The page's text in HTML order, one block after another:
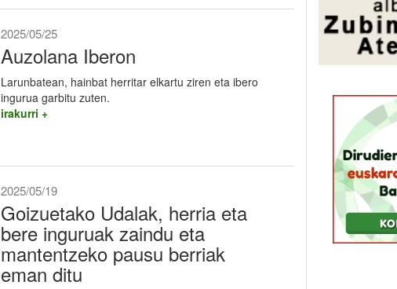
2025/05/25
Auzolana Iberon
Larunbatean, hainbat herritar elkartu ziren eta ibero
ingurua garbitu zuten.
irakurri +
2025/05/19
Goizuetako Udalak, herria eta
bere inguruak zaindu eta
mantentzeko pausu berriak
eman ditu